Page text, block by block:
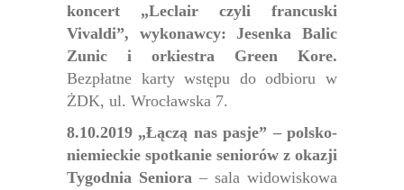
koncert „Leclair czyli francuski
Vivaldi”, wykonawcy: Jesenka Balic
Zunic i orkiestra Green Kore.
Bezpłatne karty wstępu do odbioru w
ŻDK, ul. Wrocławska 7.
8.10.2019 „Łączą nas pasje” – polsko-
niemieckie spotkanie seniorów z okazji
Tygodnia Seniora – sala widowiskowa